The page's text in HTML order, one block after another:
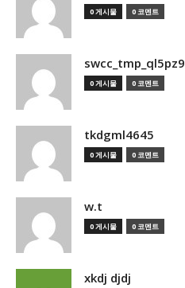
0 게시물 0 코멘트
swcc_tmp_ql5pz9
0 게시물 0 코멘트
tkdgml4645
0 게시물 0 코멘트
w.t
0 게시물 0 코멘트
xkdj djdj